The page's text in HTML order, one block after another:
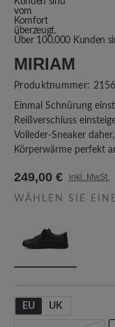
Über 100.000 Kunden
MIRIAM
Produktnummer:
Einmal Schnürung
Reißverschluss
Volleder-Sneaker
Körperwärme perfekt
249,00 € inkl. MwSt.
WÄHLEN SIE
EU UK